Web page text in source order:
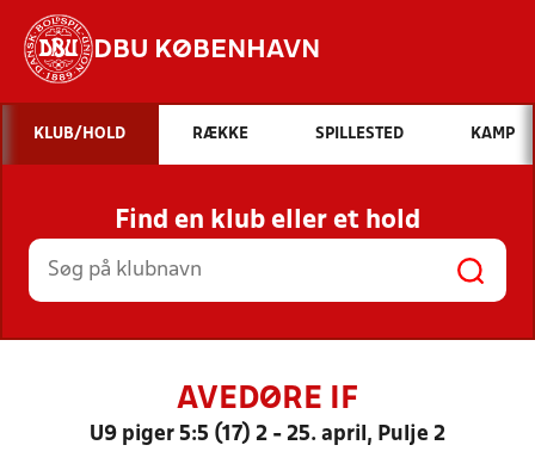
DBU KØBENHAVN
Hvad vil du søge efter?
INDHOLD OG NYHEDER
STILLINGER, RESULTATER, KLUBBER OG
HOLD
KLUB/HOLD RÆKKE SPILLESTED KAMP
Find en klub eller et hold
AVEDØRE IF
U9 piger 5:5 (17) 2 - 25. april, Pulje 2